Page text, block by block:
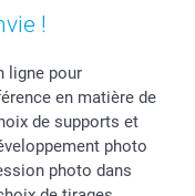
!
ligne pour
en matière de
de supports et
photo
photo dans